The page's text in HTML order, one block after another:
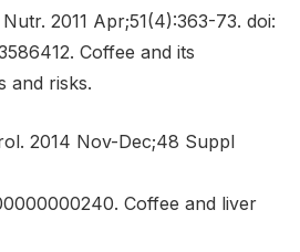
2011 Apr;51(4):363-73. doi:
Coffee and its
and risks.
2014 Nov-Dec;48 Suppl
Coffee and liver